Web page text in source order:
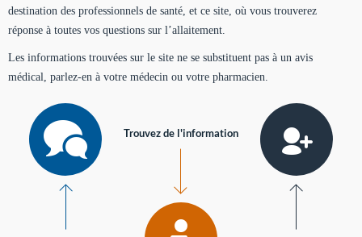
destination des professionnels de santé, et ce site, où vous trouverez
réponse à toutes vos questions sur l’allaitement.
Les informations trouvées sur le site ne se substituent pas à un avis
médical, parlez-en à votre médecin ou votre pharmacien.
Trouvez de l'information